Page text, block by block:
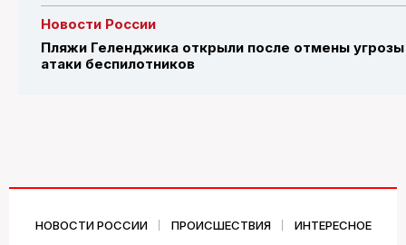
Новости России
Пляжи Геленджика открыли после отмены угрозы
атаки беспилотников
НОВОСТИ РОССИИ ПРОИСШЕСТВИЯ
ИНТЕРЕСНОЕ